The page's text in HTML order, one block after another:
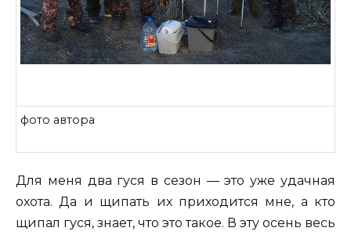
фото автора
Для меня два гуся в сезон — это уже удачная
охота. Да и щипать их приходится мне, а кто
щипал гуся, знает, что это такое. В эту осень весь